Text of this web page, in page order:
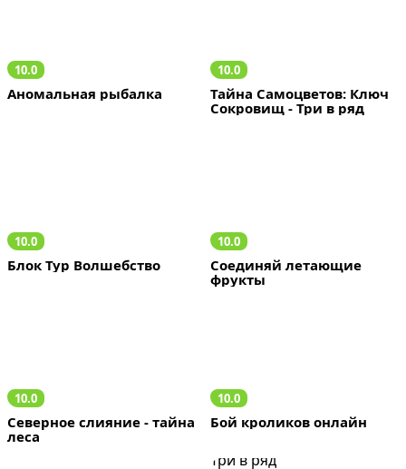
10.0
Аномальная рыбалка
10.0
Тайна Самоцветов: Ключ
Сокровищ - Три в ряд
10.0
Блок Тур Волшебство
10.0
Соединяй летающие
фрукты
10.0
Северное слияние - тайна
леса
10.0
Бой кроликов онлайн